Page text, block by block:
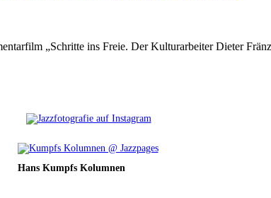
„Schritte ins Freie. Der Kulturarbeiter Dieter
Hans Kumpfs Kolumnen